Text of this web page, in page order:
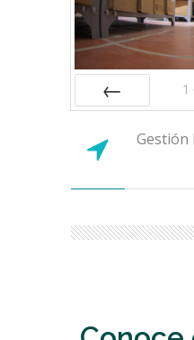
1
Gestión